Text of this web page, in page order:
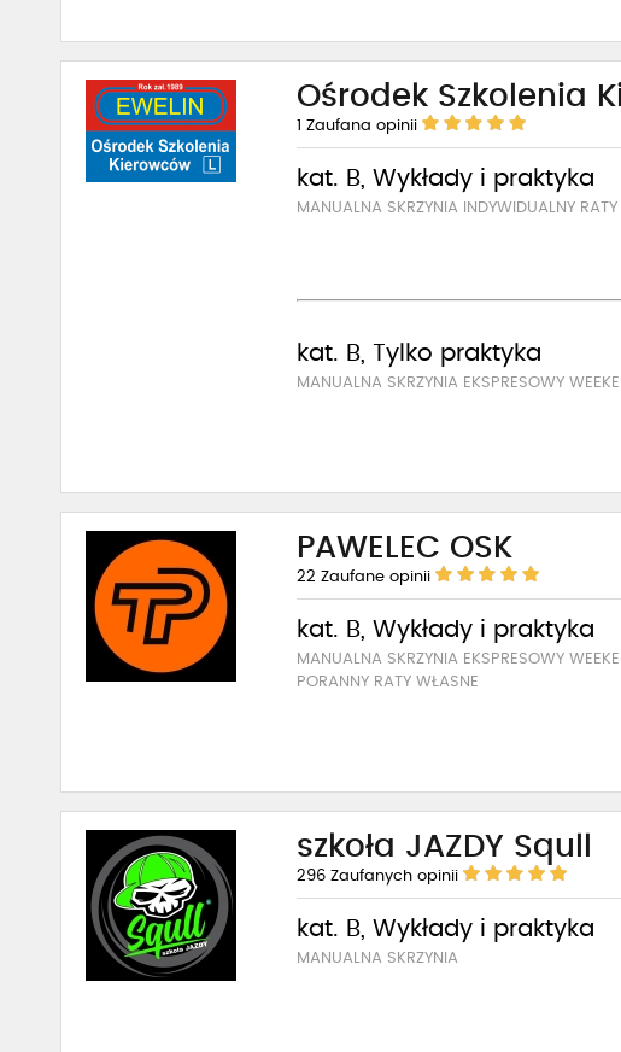
Ośrodek Szkolenia
1 Zaufana opinii
kat. B, Wykłady i praktyka
MANUALNA SKRZYNIA INDYWIDUALNY
kat. B, Tylko praktyka
MANUALNA SKRZYNIA EKSPRESOWY
PAWELEC OSK
22 Zaufane opinii
kat. B, Wykłady i praktyka
MANUALNA SKRZYNIA EKSPRESOWY
PORANNY RATY WŁASNE
szkoła JAZDY Squll
296 Zaufanych opinii
kat. B, Wykłady i praktyka
MANUALNA SKRZYNIA